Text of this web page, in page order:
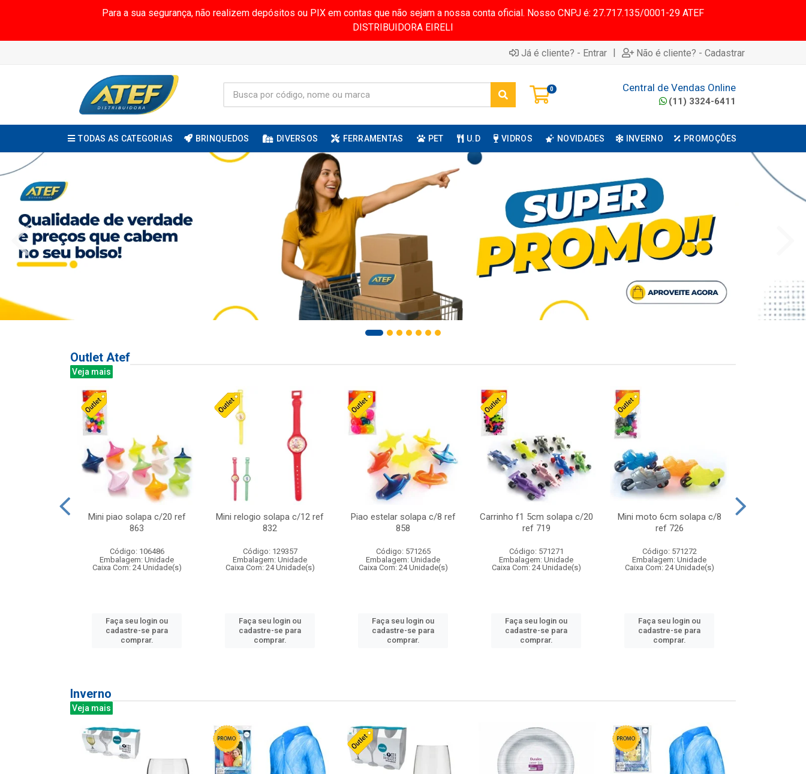
Para a sua segurança, não realizem depósitos ou PIX em contas que não sejam a nossa conta oficial. Nosso CNPJ é: 27.717.135/0001-29 ATEF
DISTRIBUIDORA EIRELI
Já é cliente? - Entrar | Não é cliente? - Cadastrar
0 Central de Vendas Online
(11) 3324-6411
TODAS AS CATEGORIAS BRINQUEDOS DIVERSOS FERRAMENTAS PET U.D VIDROS NOVIDADES INVERNO PROMOÇÕES
Outlet Atef
Veja mais
Mini piao solapa c/20 ref
863
Código: 106486
Embalagem: Unidade
Caixa Com: 24 Unidade(s)
Faça seu login ou
cadastre-se para
comprar.
Mini relogio solapa c/12 ref
832
Código: 129357
Embalagem: Unidade
Caixa Com: 24 Unidade(s)
Faça seu login ou
cadastre-se para
comprar.
Piao estelar solapa c/8 ref
858
Código: 571265
Embalagem: Unidade
Caixa Com: 24 Unidade(s)
Faça seu login ou
cadastre-se para
comprar.
Carrinho f1 5cm solapa c/20
ref 719
Código: 571271
Embalagem: Unidade
Caixa Com: 24 Unidade(s)
Faça seu login ou
cadastre-se para
comprar.
Mini moto 6cm solapa c/8
ref 726
Código: 571272
Embalagem: Unidade
Caixa Com: 24 Unidade(s)
Faça seu login ou
cadastre-se para
comprar.
Inverno
Veja mais